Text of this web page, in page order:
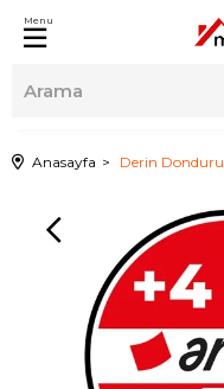
Menu
Anasayfa Derin